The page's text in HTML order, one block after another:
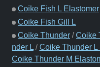
Coike Fish L Elastomer
Coike Fish Gill L
Coike Thunder /Coike
nder L /Coike Thunder L
Coike Thunder M